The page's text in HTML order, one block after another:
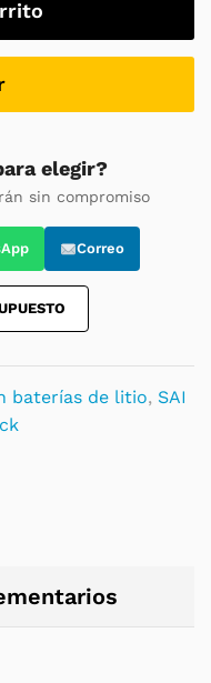
elegir?
sin compromiso
Correo
baterías de litio, SAI